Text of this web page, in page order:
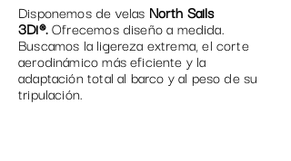
Disponemos de velas North Sails
3Di®.Ofrecemos diseño a medida.
Buscamos la ligereza extrema, el corte
aerodinámico más eficiente y la
adaptación total al barco y al peso de su
tripulación.